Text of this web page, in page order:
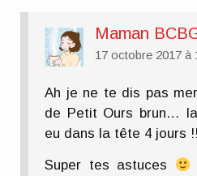
Maman
17 octobre 2017 à
Ah je ne te dis pas
de Petit Ours brun…
eu dans la tête 4 jours
Super tes astuces